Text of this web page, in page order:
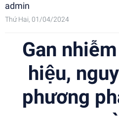
admin
Thứ Hai, 01/04/2024
Gan
hiệu,
phương